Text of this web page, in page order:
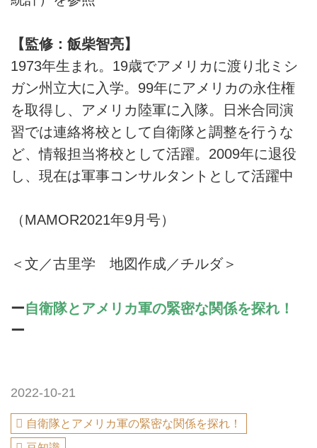
【監修：飯柴智亮】
1973年生まれ。19歳でアメリカに渡り北ミシ
ガン州立大に入学。99年にアメリカの永住権
を取得し、アメリカ陸軍に入隊。日米合同演
習では連絡将校として自衛隊と調整を行うな
ど、情報担当将校として活躍。2009年に退役
し、現在は軍事コンサルタントとして活躍中
（MAMOR2021年9月号）
＜文／古里学 地図作成／チルダ＞
ー自衛隊とアメリカ軍の緊密な関係を探れ！
ー
2022-10-21
自衛隊とアメリカ軍の緊密な関係を探れ！